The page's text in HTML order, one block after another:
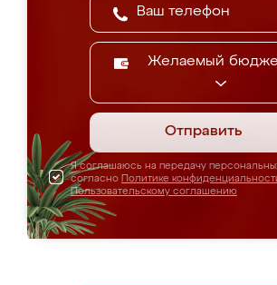
Желаемый
Отправить
Я соглашаюсь на передачу
согласно Политике
Пользовательскому соглашению